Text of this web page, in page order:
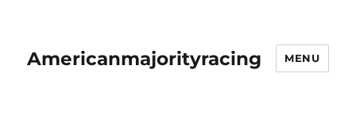
Americanmajorityracing MENU